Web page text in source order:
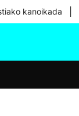
kanoikada